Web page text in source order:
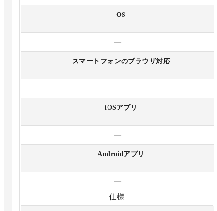
OS
—
スマートフォンのブラウザ対応
—
iOSアプリ
—
Androidアプリ
—
仕様